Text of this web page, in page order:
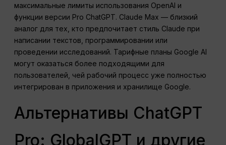
максимальные лимиты использования OpenAI и
функции версии Pro ChatGPT. Claude Max — близкий
аналог для тех, кто предпочитает стиль Claude при
написании текстов, программировании или
проведении исследований. Тарифные планы Google AI
могут оказаться более подходящими для
пользователей, чей рабочий процесс уже полностью
интегрирован в приложения и хранилище Google.
Альтернативы ChatGPT
Pro: GlobalGPT и другие